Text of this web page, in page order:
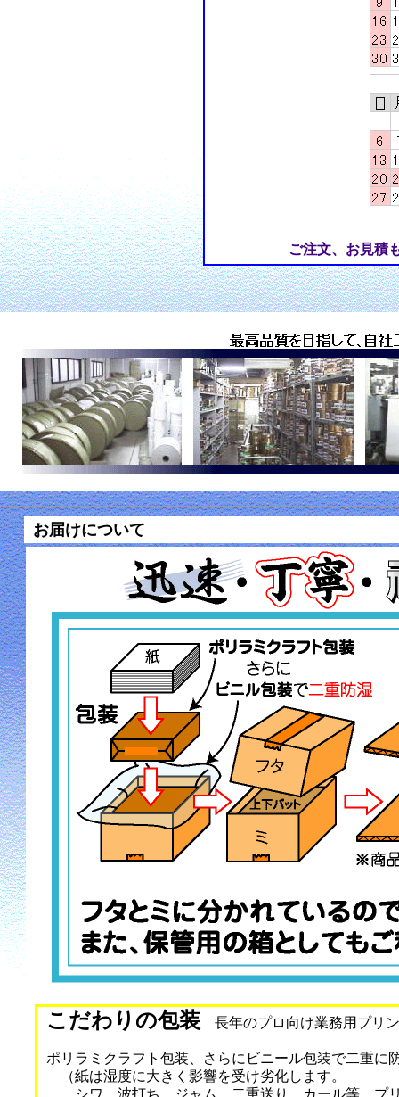
ご注文、お見積
お届けについて
こだわりの包装 長年のプロ向け業務用プリ
ポリラミクラフト包装、さらにビニール包装で二重に
（紙は湿度に大きく影響を受け劣化します。
シワ、波打ち、ジャム、二重送り、カール等、プ